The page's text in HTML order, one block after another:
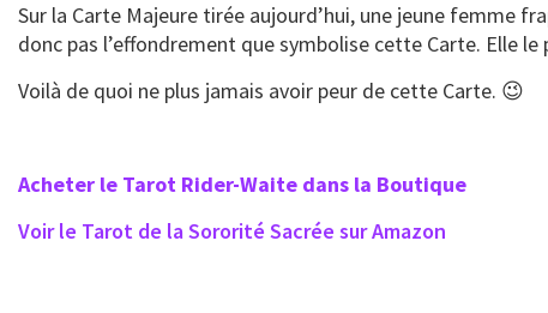
Sur la Carte Majeure tirée aujourd’hui, une jeune femme
donc pas l’effondrement que symbolise cette Carte. Elle le
Voilà de quoi ne plus jamais avoir peur de cette Carte. 😉
Acheter le Tarot Rider-Waite dans la Boutique
Voir le Tarot de la Sororité Sacrée sur Amazon